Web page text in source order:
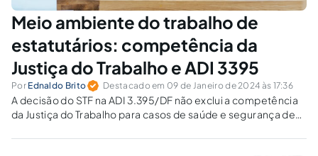
Meio ambiente do trabalho de
estatutários: competência da
Justiça do Trabalho e ADI 3395
Por Ednaldo Brito Destacado em 09 de Janeiro de 2024 às 17:36
A decisão do STF na ADI 3.395/DF não exclui a competência
da Justiça do Trabalho para casos de saúde e segurança de